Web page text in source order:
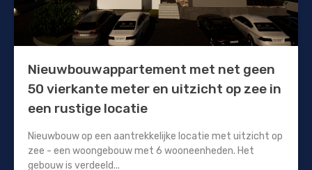
Nieuwbouwappartement met net geen
50 vierkante meter en uitzicht op zee in
een rustige locatie
Nieuwbouw op een aantrekkelijke locatie met uitzicht op
zee - een woongebouw met 6 wooneenheden. Het
gebouw is verdeeld...